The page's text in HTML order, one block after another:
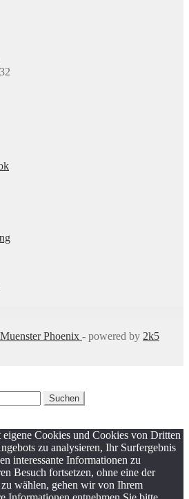
Phoenix - powered by 2k5
Suchen
eigene Cookies und Cookies von Dritten
zu analysieren, Ihr Surfergebnis
interessante Informationen zu
Besuch fortsetzen, ohne eine der
wählen, gehen wir von Ihrem